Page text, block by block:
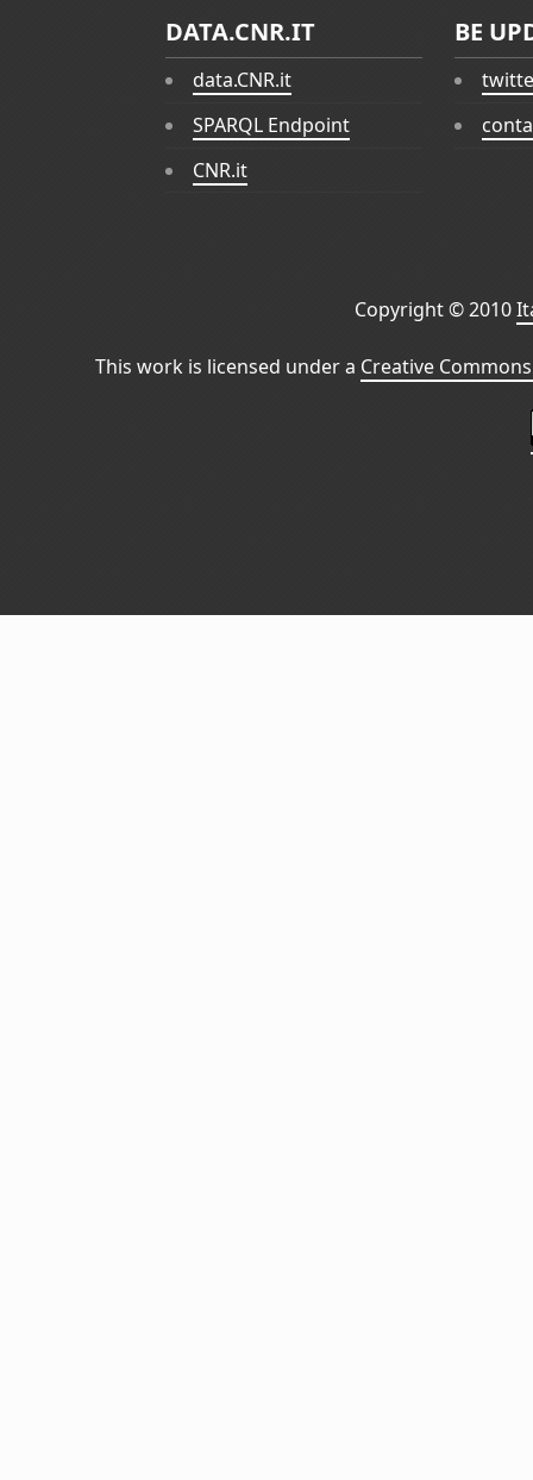
DATA.CNR.IT
data.CNR.it
SPARQL Endpoint
CNR.it
BE
Copyright © 2010
This work is licensed under a Creative